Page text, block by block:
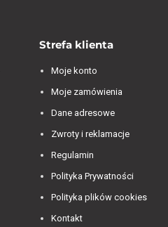
Strefa klienta
Moje konto
Moje zamówienia
Dane adresowe
Zwroty i reklamacje
Regulamin
Polityka Prywatności
Polityka plików cookies
Kontakt